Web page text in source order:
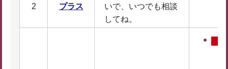
2
プラス
いで、いつでも相談
してね。